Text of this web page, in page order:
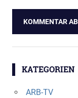
KATEGORIEN
ARB-TV